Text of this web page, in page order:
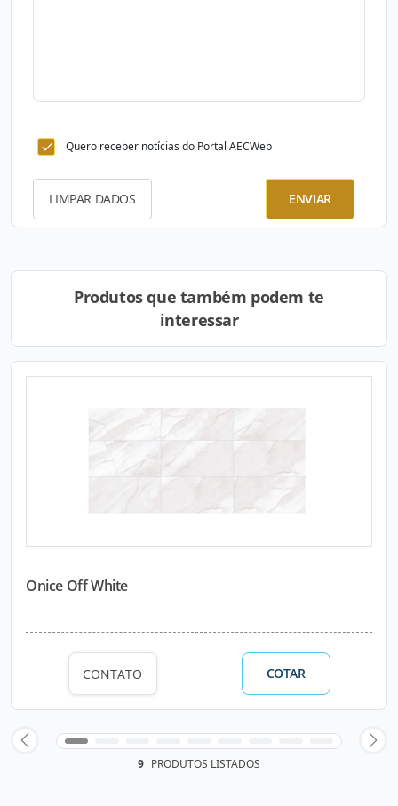
Quero receber notícias do Portal AECWeb
LIMPAR DADOS ENVIAR
Produtos que também podem te
interessar
Onice Off White
CONTATO COTAR
9 PRODUTOS LISTADOS